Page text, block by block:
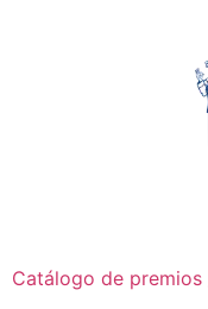
Catálogo de premios